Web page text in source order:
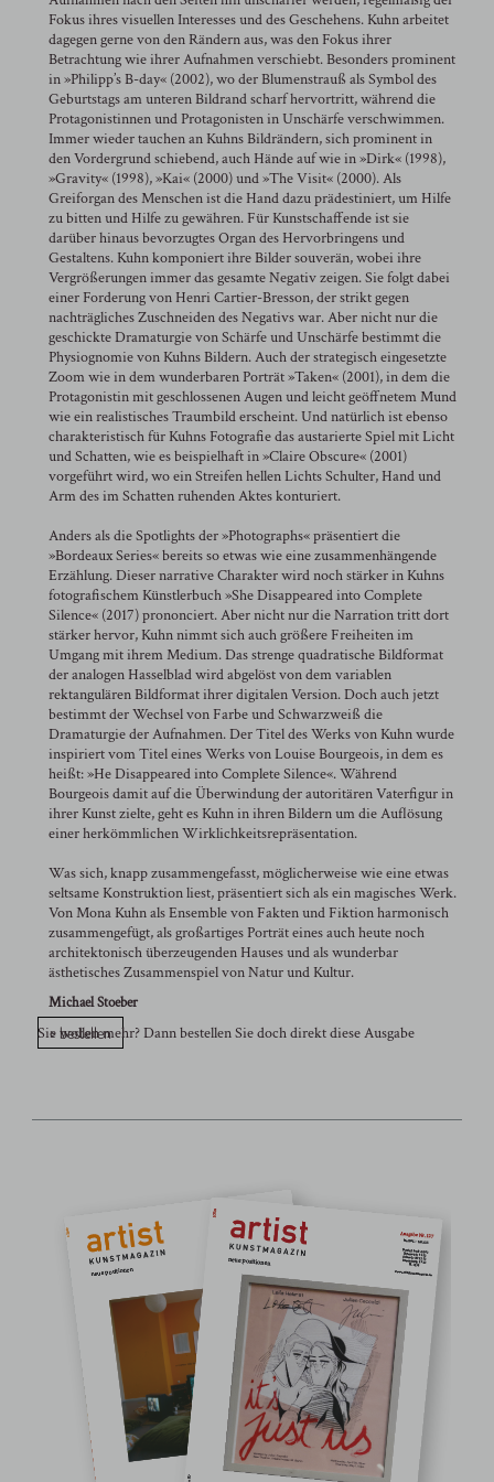
Fokus ihres visuellen Interesses und des Geschehens. Kuhn arbeitet
dagegen gerne von den Rändern aus, was den Fokus ihrer
Betrachtung wie ihrer Aufnahmen verschiebt. Besonders prominent
in »Philipp’s B-day« (2002), wo der Blumenstrauß als Symbol des
Geburtstags am unteren Bildrand scharf hervortritt, während die
Protagonistinnen und Protagonisten in Unschärfe verschwimmen.
Immer wieder tauchen an Kuhns Bildrändern, sich prominent in
den Vordergrund schiebend, auch Hände auf wie in »Dirk« (1998),
»Gravity« (1998), »Kai« (2000) und »The Visit« (2000). Als
Greiforgan des Menschen ist die Hand dazu prädestiniert, um Hilfe
zu bitten und Hilfe zu gewähren. Für Kunstschaffende ist sie
darüber hinaus bevorzugtes Organ des Hervorbringens und
Gestaltens. Kuhn komponiert ihre Bilder souverän, wobei ihre
Vergrößerungen immer das gesamte Negativ zeigen. Sie folgt dabei
einer Forderung von Henri Cartier-Bresson, der strikt gegen
nachträgliches Zuschneiden des Negativs war. Aber nicht nur die
geschickte Dramaturgie von Schärfe und Unschärfe bestimmt die
Physiognomie von Kuhns Bildern. Auch der strategisch eingesetzte
Zoom wie in dem wunderbaren Porträt »Taken« (2001), in dem die
Protagonistin mit geschlossenen Augen und leicht geöffnetem Mund
wie ein realistisches Traumbild erscheint. Und natürlich ist ebenso
charakteristisch für Kuhns Fotografie das austarierte Spiel mit Licht
und Schatten, wie es beispielhaft in »Claire Obscure« (2001)
vorgeführt wird, wo ein Streifen hellen Lichts Schulter, Hand und
Arm des im Schatten ruhenden Aktes konturiert.
Anders als die Spotlights der »Photographs« präsentiert die
»Bordeaux Series« bereits so etwas wie eine zusammenhängende
Erzählung. Dieser narrative Charakter wird noch stärker in Kuhns
fotografischem Künstlerbuch »She Disappeared into Complete
Silence« (2017) prononciert. Aber nicht nur die Narration tritt dort
stärker hervor, Kuhn nimmt sich auch größere Freiheiten im
Umgang mit ihrem Medium. Das strenge quadratische Bildformat
der analogen Hasselblad wird abgelöst von dem variablen
rektangulären Bildformat ihrer digitalen Version. Doch auch jetzt
bestimmt der Wechsel von Farbe und Schwarzweiß die
Dramaturgie der Aufnahmen. Der Titel des Werks von Kuhn wurde
inspiriert vom Titel eines Werks von Louise Bourgeois, in dem es
heißt: »He Disappeared into Complete Silence«. Während
Bourgeois damit auf die Überwindung der autoritären Vaterfigur in
ihrer Kunst zielte, geht es Kuhn in ihren Bildern um die Auflösung
einer herkömmlichen Wirklichkeitsrepräsentation.
Was sich, knapp zusammengefasst, möglicherweise wie eine etwas
seltsame Konstruktion liest, präsentiert sich als ein magisches Werk.
Von Mona Kuhn als Ensemble von Fakten und Fiktion harmonisch
zusammengefügt, als großartiges Porträt eines auch heute noch
architektonisch überzeugenden Hauses und als wunderbar
ästhetisches Zusammenspiel von Natur und Kultur.
Michael Stoeber
Sie wollen mehr? Dann bestellen Sie doch direkt diese Ausgabe
> bestellen